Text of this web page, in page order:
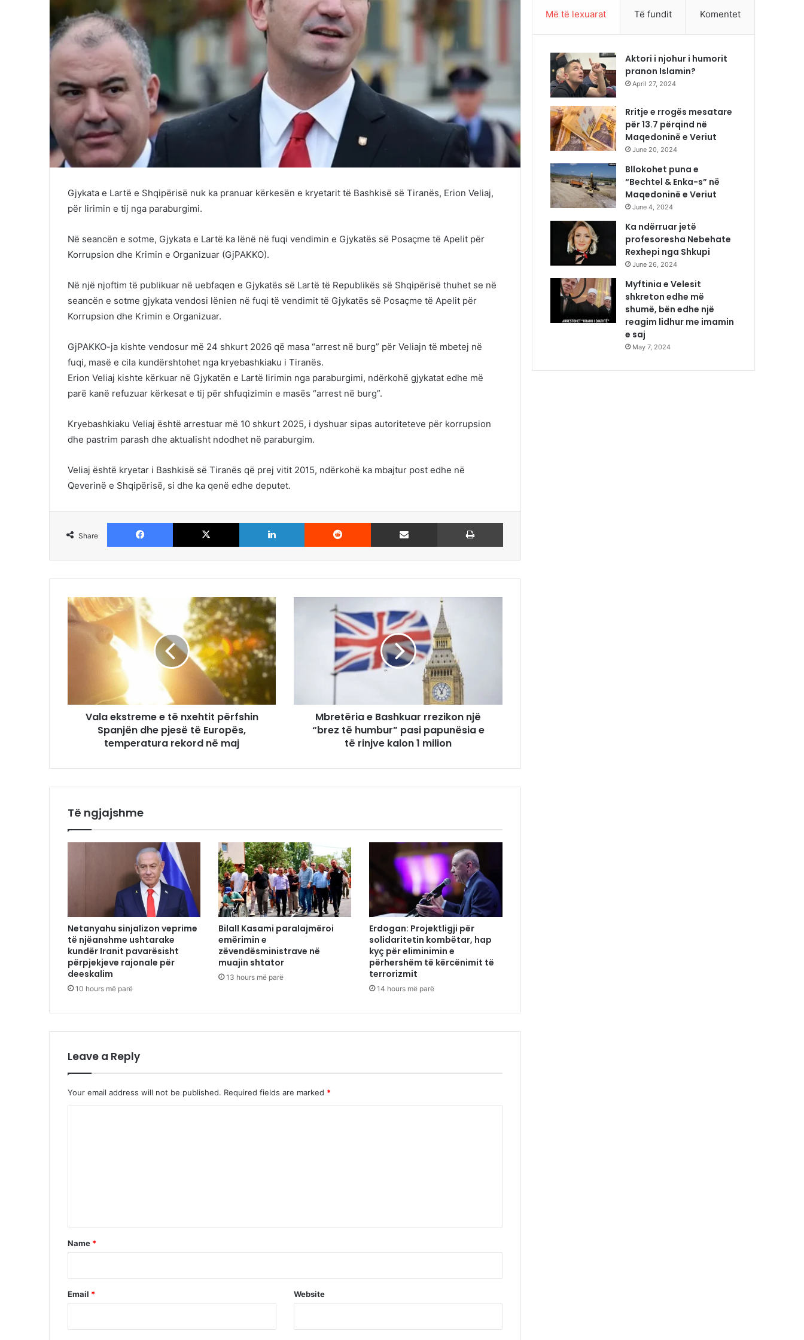
Gjykata e Lartë e Shqipërisë nuk ka pranuar kërkesën e kryetarit të Bashkisë së Tiranës, Erion Veliaj,
për lirimin e tij nga paraburgimi.
Në seancën e sotme, Gjykata e Lartë ka lënë në fuqi vendimin e Gjykatës së Posaçme të Apelit për
Korrupsion dhe Krimin e Organizuar (GjPAKKO).
Në një njoftim të publikuar në uebfaqen e Gjykatës së Lartë të Republikës së Shqipërisë thuhet se në
seancën e sotme gjykata vendosi lënien në fuqi të vendimit të Gjykatës së Posaçme të Apelit për
Korrupsion dhe Krimin e Organizuar.
GjPAKKO-ja kishte vendosur më 24 shkurt 2026 që masa “arrest në burg” për Veliajn të mbetej në
fuqi, masë e cila kundërshtohet nga kryebashkiaku i Tiranës.
Erion Veliaj kishte kërkuar në Gjykatën e Lartë lirimin nga paraburgimi, ndërkohë gjykatat edhe më
parë kanë refuzuar kërkesat e tij për shfuqizimin e masës “arrest në burg”.
Kryebashkiaku Veliaj është arrestuar më 10 shkurt 2025, i dyshuar sipas autoriteteve për korrupsion
dhe pastrim parash dhe aktualisht ndodhet në paraburgim.
Veliaj është kryetar i Bashkisë së Tiranës që prej vitit 2015, ndërkohë ka mbajtur post edhe në
Qeverinë e Shqipërisë, si dhe ka qenë edhe deputet.
Share
Facebook X LinkedIn Reddit Share via Email
Vala ekstreme e të nxehtit përfshin
Spanjën dhe pjesë të Europës,
temperatura rekord në maj
Mbretëria e Bashkuar rrezikon një
“brez të humbur” pasi papunësia e
të rinjve kalon 1 milion
Të ngjajshme
Netanyahu sinjalizon veprime
të njëanshme ushtarake
kundër Iranit pavarësisht
përpjekjeve rajonale për
deeskalim
10 hours më parë
Bilall Kasami paralajmëroi
emërimin e
zëvendësministrave në
muajin shtator
13 hours më parë
Erdogan: Projektligji për
solidaritetin kombëtar, hap
kyç për eliminimin e
përhershëm të kërcënimit të
terrorizmit
14 hours më parë
Leave a Reply
Your email address will not be published. Required fields are marked *
*
Name *
Email * Website
Më të lexuarat Të fundit Komentet
Aktori i njohur i humorit
pranon Islamin?
April 27, 2024
Rritje e rrogës mesatare
për 13.7 përqind në
Maqedoninë e Veriut
June 20, 2024
Bllokohet puna e
“Bechtel & Enka-s” në
Maqedoninë e Veriut
June 4, 2024
Ka ndërruar jetë
profesoresha Nebehate
Rexhepi nga Shkupi
June 26, 2024
Myftinia e Velesit
shkreton edhe më
shumë, bën edhe një
reagim lidhur me imamin
e saj
May 7, 2024